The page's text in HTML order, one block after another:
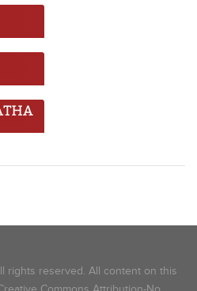
rights reserved. All content on this